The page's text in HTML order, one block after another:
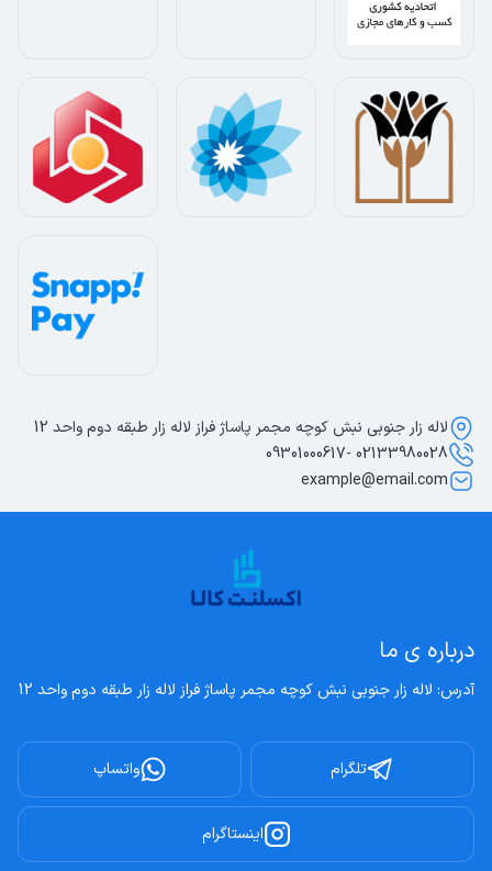
درباره ی ما
آدرس: لاله زار جنوبی نبش کوچه مجمر پاساژ فراز لاله زار طبقه دوم واحد 12
تلگرام واتساپ
اینستاگرام
لاله زار جنوبی نبش کوچه مجمر پاساژ فراز لاله زار طبقه دوم واحد 12
02133980028 -09301000617
example@email.com